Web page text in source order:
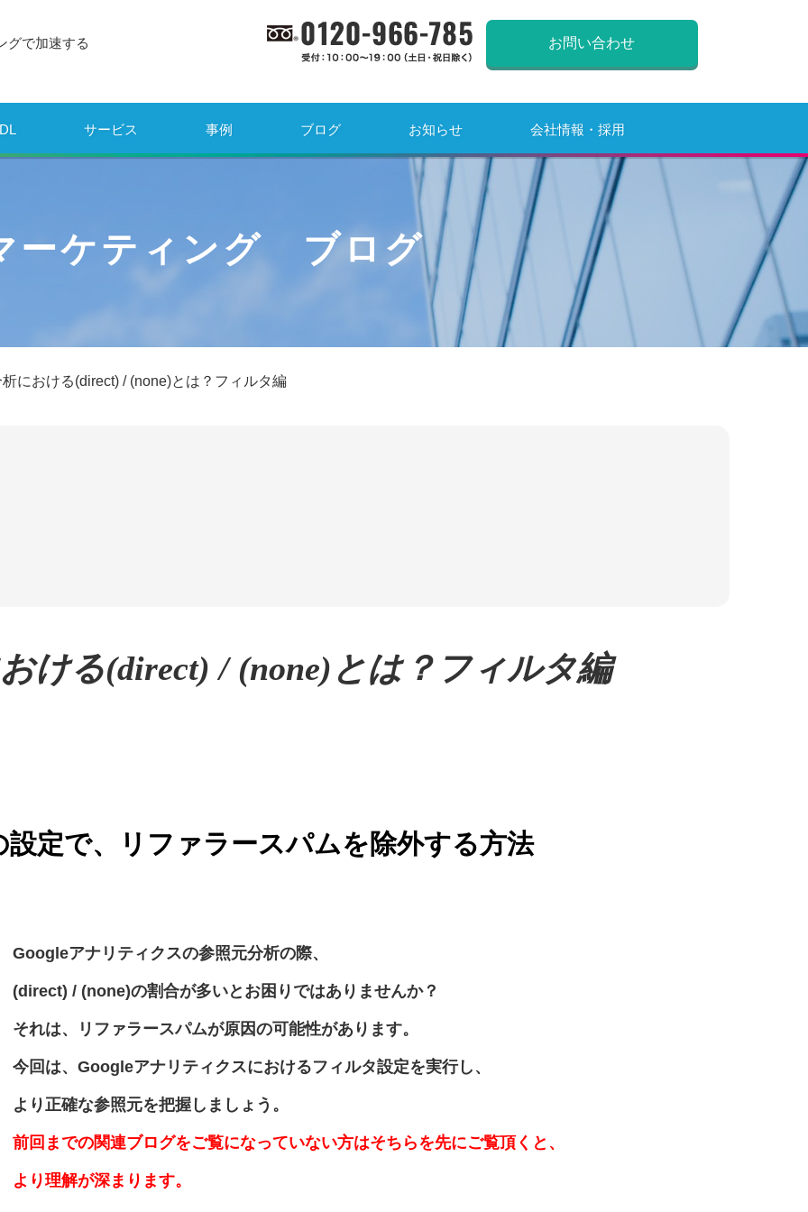
グで加速する
お問い合わせ
サービス 事例 ブログ お知らせ 会社情報・採用
ーケティング ブログ
における(direct) / (none)とは？フィルタ編
ける(direct) / (none)とは？フィルタ編
定で、リファラースパムを除外する方法
Googleアナリティクスの参照元分析の際、
(direct) / (none)の割合が多いとお困りではありませんか？
それは、リファラースパムが原因の可能性があります。
今回は、Googleアナリティクスにおけるフィルタ設定を実行し、
より正確な参照元を把握しましょう。
前回までの関連ブログをご覧になっていない方はそちらを先にご覧頂くと、
より理解が深まります。